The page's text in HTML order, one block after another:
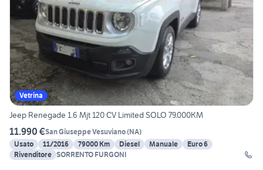
Vetrina
Jeep Renegade 1.6 Mjt 120 CV Limited SOLO 79.000KM
11.990 €San Giuseppe Vesuviano(NA)
Usato
11/2016 79000 Km Diesel Manuale
Euro 6
Rivenditore SORRENTO FURGONI